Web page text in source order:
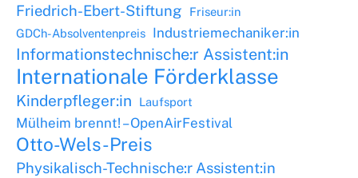
Friedrich-Ebert-Stiftung
Friseur:in
GDCh-Absolventenpreis Industriemechaniker:in
Informationstechnische:r Assistent:in
Internationale Förderklasse
Kinderpfleger:in Laufsport
Mülheim brennt! – OpenAirFestival
Otto-Wels-Preis
Physikalisch-Technische:r Assistent:in